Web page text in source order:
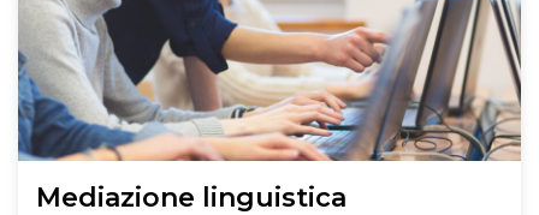
Mediazione linguistica